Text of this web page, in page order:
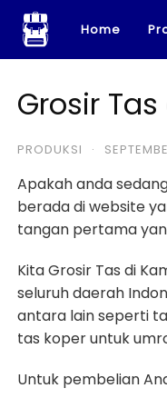
Home
Grosir
PRODUKSI ·
Apakah anda
berada di website
tangan pertama
Kita Grosir Tas di
seluruh daerah
antara lain seperti
tas koper untuk
Untuk pembelian